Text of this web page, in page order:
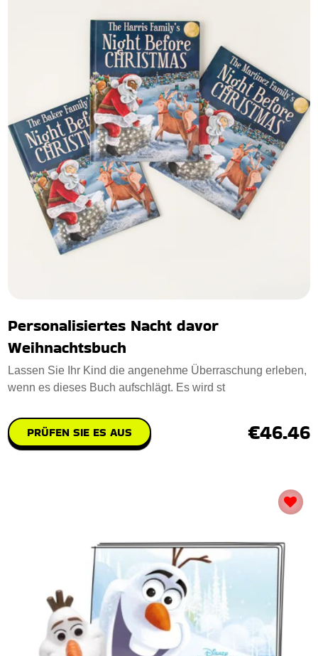
Personalisiertes Nacht davor
Weihnachtsbuch
Lassen Sie Ihr Kind die angenehme Überraschung erleben,
wenn es dieses Buch aufschlägt. Es wird st
PRÜFEN SIE ES AUS €46.46